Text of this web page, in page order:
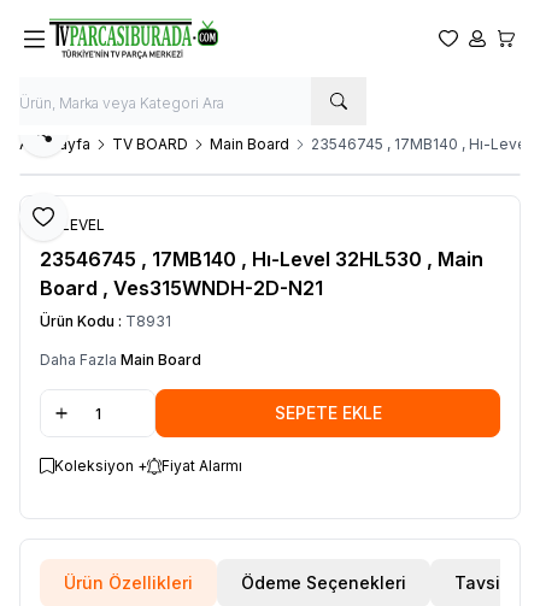
Favorilerim
Hesabım
Ana Sayfa TV BOARD Main Board 23546745 , 17MB140 , Hı-Level
Favoriye Ekle
Paylaş
HI-LEVEL
23546745 , 17MB140 , Hı-Level 32HL530 , Main
Board , Ves315WNDH-2D-N21
Ürün Kodu : T8931
Daha Fazla Main Board
SEPETE EKLE
Koleksiyon + Fiyat Alarmı
Ürün Özellikleri Ödeme Seçenekleri Tavsiye Et